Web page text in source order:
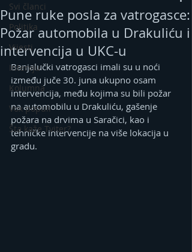
Svi članci
Politika
Vijesti
Intervju
Kolumna
Vox populi
Šta kaže Tviter?
Pune ruke posla za vatrogasce:
Požar automobila u Drakuliću i
intervencija u UKC-u
Banjalučki vatrogasci imali su u noći
između juče 30. juna ukupno osam
intervencija, među kojima su bili požar
na automobilu u Drakuliću, gašenje
požara na drvima u Saračici, kao i
tehničke intervencije na više lokacija u
gradu.